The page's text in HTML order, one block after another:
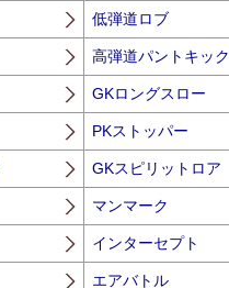
低弾道ロブ
高弾道パントキック
GKロングスロー
PKストッパー
GKスピリットロア
マンマーク
インターセプト
エアバトル